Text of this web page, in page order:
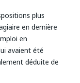
plus
en dernière
en
avaient été
déduite de